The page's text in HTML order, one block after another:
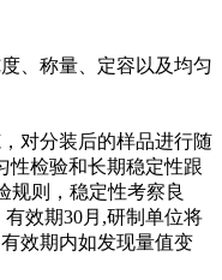
、称量、定容以及均匀
对分装后的样品进行随
性检验和长期稳定性跟
规则，稳定性考察良
效期30月,研制单位将
效期内如发现量值变